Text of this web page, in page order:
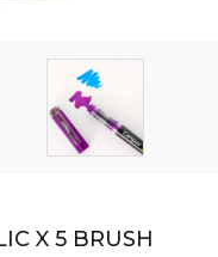
X 5 BRUSH